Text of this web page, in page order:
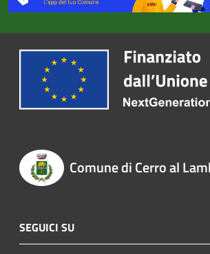
Comune di Cerro al
SEGUICI SU